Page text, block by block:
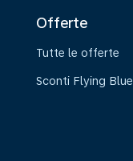
Offerte
Tutte le offerte
Sconti Flying Blue